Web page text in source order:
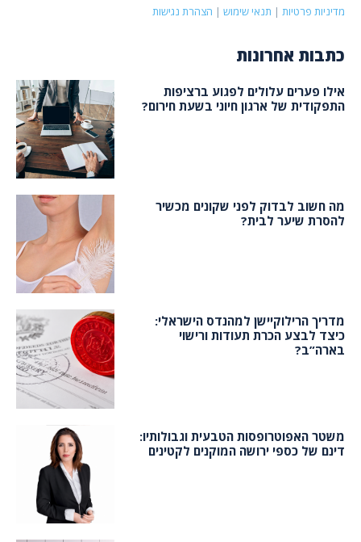
מדיניות פרטיות | תנאי שימוש | הצהרת נגישות
כתבות אחרונות
אילו פערים עלולים לפגוע ברציפות
התפקודית של ארגון חיוני בשעת חירום?
מה חשוב לבדוק לפני שקונים מכשיר
להסרת שיער לבית?
מדריך הרילוקיישן למהנדס הישראלי:
כיצד לבצע הכרת תעודות ורישוי
בארה”ב?
משטר האפוטרופסות הטבעית וגבולותיו:
דינם של כספי ירושה המוקנים לקטינים